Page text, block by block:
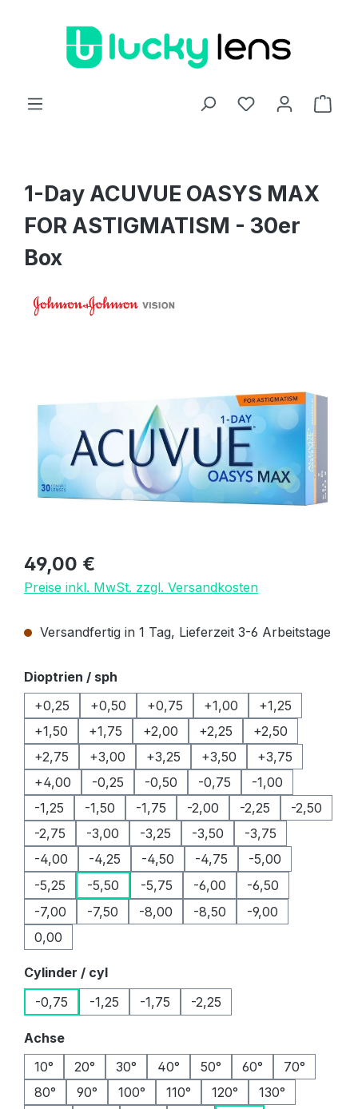
1-Day ACUVUE OASYS MAX
FOR ASTIGMATISM - 30er
Box
Regulärer Preis:
49,00 €
Preise inkl. MwSt. zzgl. Versandkosten
Versandfertig in 1 Tag, Lieferzeit 3-6 Arbeitstage
Dioptrien / sph
+0,25
+0,50 +0,75 +1,00
+1,25
+1,50
+1,75 +2,00 +2,25
+2,50
+2,75
+3,00 +3,25 +3,50
+3,75
+4,00
-0,25 -0,50 -0,75
-1,00
-1,25
-1,50 -1,75 -2,00 -2,25
-2,50
-2,75
-3,00 -3,25 -3,50
-3,75
-4,00
-4,25 -4,50 -4,75
-5,00
-5,25
-5,50 -5,75 -6,00
-6,50
-7,00
-7,50 -8,00 -8,50
-9,00
0,00
Cylinder / cylauswählen
-0,75
-1,25 -1,75 -2,25
Achseauswählen
10°
20° 30° 40° 50° 60°
70°
80°
90° 100° 110° 120°
130°